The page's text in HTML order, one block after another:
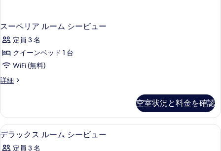
表
示
す
る
ュ
ー
(Twin)
の
す
の
写
真
ビ
ー
(Twin)
詳
細
スーペリア ルーム シービュー
定員 3 名
クイーンベッド 1 台
WiFi (無料)
詳細
ス
ア
ル
ー
空室状況と料金を確認
デ
ラ
デラックス ルーム シービュー | ミ
5
デラックス ルーム シービュー
定員 3 名